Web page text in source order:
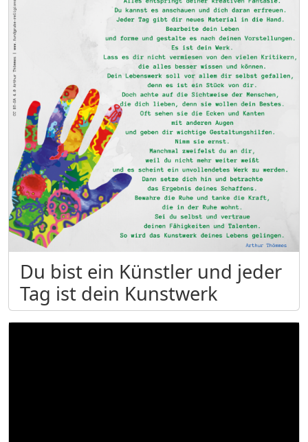
Du bist ein Künstler und jeder
Tag ist dein Kunstwerk